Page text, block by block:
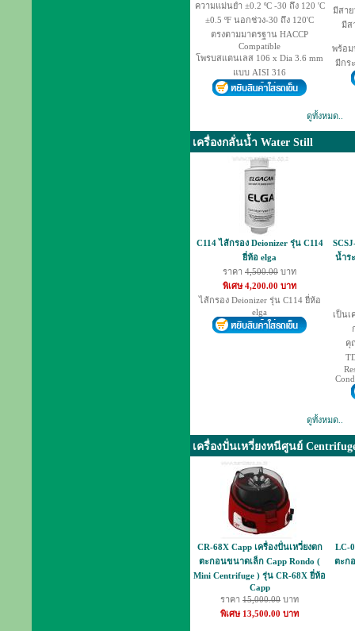
ความแม่นยำ ±0.2 ºC -30 ถึง 120 'C
±0.5 ºF นอกช่วง-30 ถึง 120'C
ตรงตามมาตรฐาน HACCP
Compatible
โพรบสแตนเลส 106 x Dia 3.6 mm
แบบ AISI 316
มีสาย
มีส
พร้อม
มีกร
ดูทั้งหมด..
เครื่องกลั่นน้ำ Water Still
C114 ไส้กรอง Deionizer รุ่น C114
ยี่ห้อ elga
ราคา 4,500.00 บาท
พิเศษ 4,200.00 บาท
ไส้กรอง Deionizer รุ่น C114 ยี่ห้อ
elga
น้ำร
เป็นเ
คุ
ดูทั้งหมด..
เครื่องปั่นเหวี่ยงหนีศูนย์
CR-68X Capp เครื่องปั่นเหวี่ยงตก
ตะกอนขนาดเล็ก Capp Rondo (
Mini Centrifuge ) รุ่น CR-68X ยี่ห้อ
Capp
ราคา 15,000.00 บาท
พิเศษ 13,500.00 บาท
LC-
ตะก